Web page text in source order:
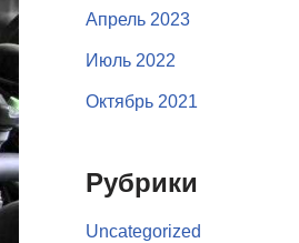
Апрель 2023
Июль 2022
Октябрь 2021
Рубрики
Uncategorized